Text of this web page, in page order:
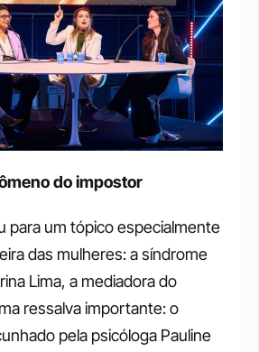
do impostor
para um tópico especialmente
das mulheres: a síndrome
Lima, a mediadora do
ressalva importante: o
pela psicóloga Pauline